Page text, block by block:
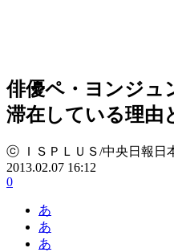
俳優ペ・ヨンジュ
滞在している理由
ⓒ ＩＳＰＬＵＳ/中央日報日
2013.02.07 16:12
0
あ
あ
あ